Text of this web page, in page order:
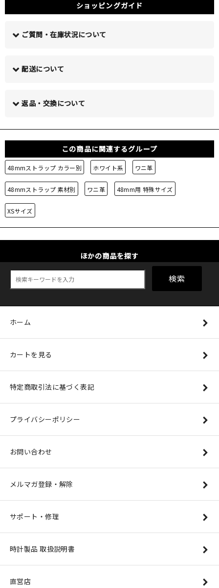
ショッピングガイド
ご質問・在庫状況について
配送について
返品・交換について
この商品に関連するグループ
48mmストラップ カラー別 ホワイト系 ワニ革
48mmストラップ 素材別 ワニ革 48mm用 特殊サイズ
XSサイズ
ほかの商品を探す
検索
ホーム
カートを見る
特定商取引法に基づく表記
プライバシーポリシー
お問い合わせ
メルマガ登録・解除
サポート・修理
時計製品 取扱説明書
直営店